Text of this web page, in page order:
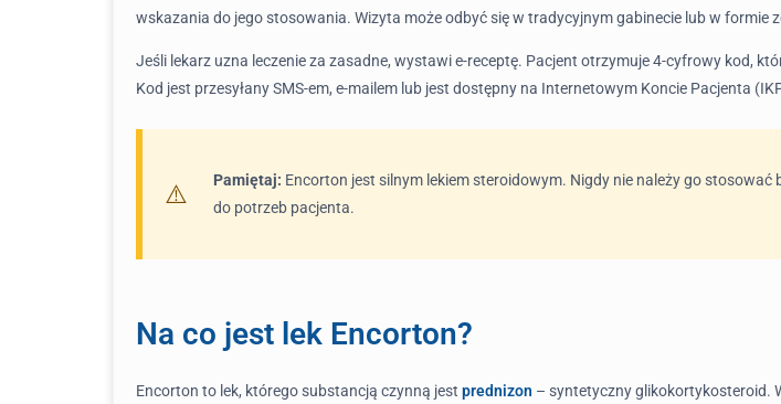
wskazania do jego stosowania. Wizyta może odbyć się w tradycyjnym gabinecie lub w formie
Jeśli lekarz uzna leczenie za zasadne, wystawi e-receptę. Pacjent otrzymuje 4-cyfrowy kod,
Kod jest przesyłany SMS-em, e-mailem lub jest dostępny na Internetowym Koncie Pacjenta
Pamiętaj: Encorton jest silnym lekiem steroidowym. Nigdy nie należy go
do potrzeb pacjenta.
Na co jest lek Encorton?
Encorton to lek, którego substancją czynną jest prednizon – syntetyczny glikokortykosteroid.